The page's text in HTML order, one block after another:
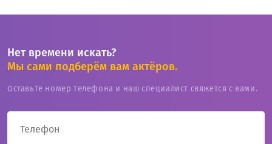
Нет времени искать?
Мы сами подберём вам актёров.
Оставьте номер телефона и наш специалист свяжется с вами.